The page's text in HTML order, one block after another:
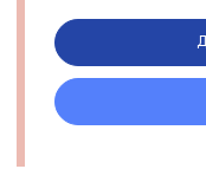
вопросов и